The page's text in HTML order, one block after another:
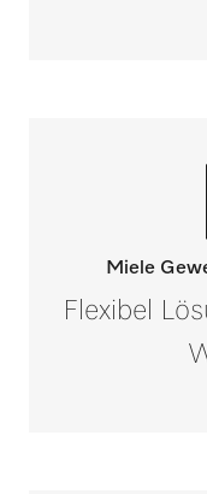
Miele
Flexibel